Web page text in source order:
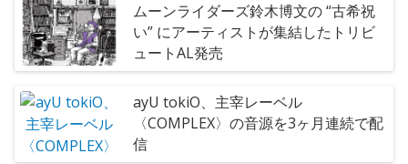
ムーンライダーズ鈴木博文の “古希祝
い” にアーティストが集結したトリビ
ュートAL発売
ayU tokiO、主宰レーベル
〈COMPLEX〉の音源を3ヶ月連続で配
信